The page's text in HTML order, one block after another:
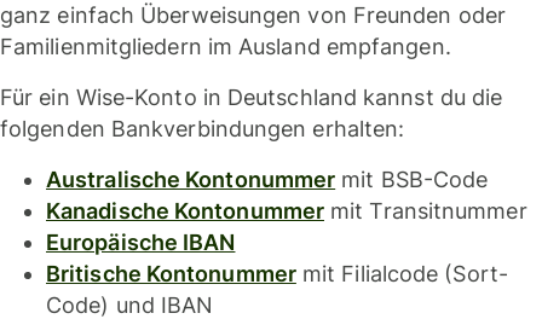
ganz einfach Überweisungen von Freunden oder
Familienmitgliedern im Ausland empfangen.
Für ein Wise-Konto in Deutschland kannst du die
folgenden Bankverbindungen erhalten:
Australische Kontonummer mit BSB-Code
Kanadische Kontonummermit Transitnummer
Europäische IBAN
Britische Kontonummermit Filialcode (Sort-
Code) und IBAN